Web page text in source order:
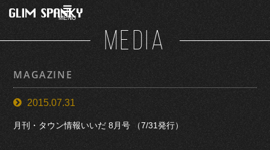
MENU
MEDIA
MAGAZINE
2015.07.31
月刊・タウン情報いいだ 8月号 （7/31発行）